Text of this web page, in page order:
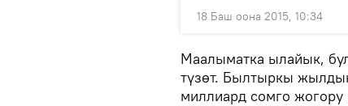
18 Баш оона 2015, 10:34
Маалыматка ылайык,
түзөт. Былтыркы
миллиард сомго жогору